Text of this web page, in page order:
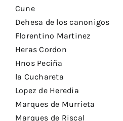
Cune
Dehesa de los canonigos
Florentino Martinez
Heras Cordon
Hnos Peciña
la Cuchareta
Lopez de Heredia
Marques de Murrieta
Marques de Riscal